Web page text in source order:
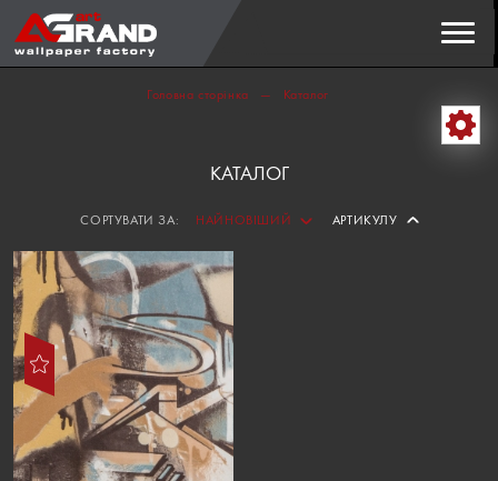
Головна сторінка Каталог
КАТАЛОГ
СОРТУВАТИ ЗА: НАЙНОВІШИЙ АРТИКУЛУ